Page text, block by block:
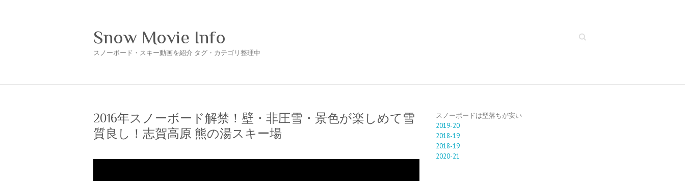
Search
Snow Movie Info
スノーボード・スキー動画を紹介 タグ・カテゴリ整理中
2016年スノーボード解禁！壁・非圧雪・景色が楽しめて雪
質良し！志賀高原 熊の湯スキー場
スノーボードは型落ちが安い
2019-20
2018-19
2018-19
2020-21